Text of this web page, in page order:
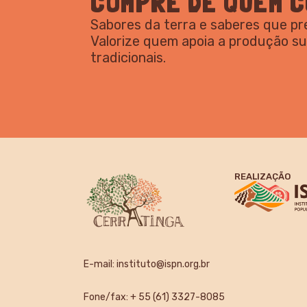
Sabores da terra e saberes que
Valorize quem apoia a produção
tradicionais.
REALIZAÇÃO
E-mail: instituto@ispn.org.br
Fone/fax: + 55 (61) 3327-8085